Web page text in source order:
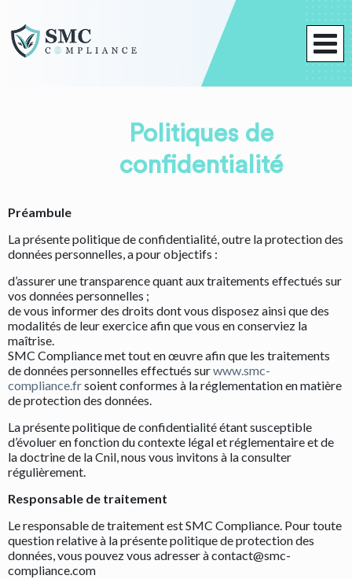
Politiques de
confidentialité
Préambule
La présente politique de confidentialité, outre la protection des
données personnelles, a pour objectifs :
d’assurer une transparence quant aux traitements effectués sur
vos données personnelles ;
de vous informer des droits dont vous disposez ainsi que des
modalités de leur exercice afin que vous en conserviez la
maîtrise.
SMC Compliance met tout en œuvre afin que les traitements
de données personnelles effectués surwww.smc-
compliance.frsoient conformes à la réglementation en matière
de protection des données.
La présente politique de confidentialité étant susceptible
d’évoluer en fonction du contexte légal et réglementaire et de
la doctrine de la Cnil, nous vous invitons à la consulter
régulièrement.
Responsable de traitement
Le responsable de traitement est SMC Compliance. Pour toute
question relative à la présente politique de protection des
données, vous pouvez vous adresser à contact@smc-
compliance.com